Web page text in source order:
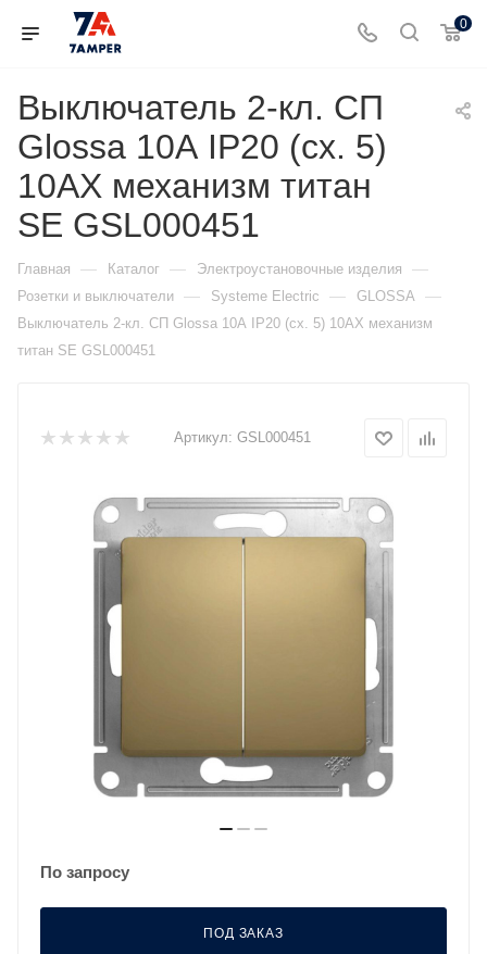
0
Выключатель 2-кл. СП
Glossa 10А IP20 (сх. 5)
10AX механизм титан
SE GSL000451
Главная — Каталог — Электроустановочные изделия —
Розетки и выключатели — Systeme Electric — GLOSSA —
Выключатель 2-кл. СП Glossa 10А IP20 (сх. 5) 10AX механизм
титан SE GSL000451
Артикул: GSL000451
По запросу
ПОД ЗАКАЗ